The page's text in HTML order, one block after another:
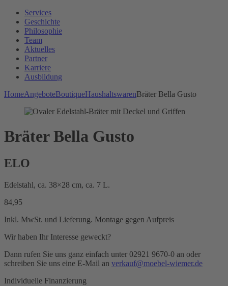
Services
Geschichte
Philosophie
Team
Aktuelles
Partner
Karriere
Ausbildung
HomeAngeboteBoutiqueHaushaltswarenBräter Bella Gusto
Bräter Bella Gusto
ELO
Edelstahl, ca. 38×28 cm, ca. 7 L.
84,95
Inkl. MwSt. und Lieferung. Montage gegen Aufpreis
Wir haben Ihr Interesse geweckt?
Dann rufen Sie uns ganz einfach unter 02921 9670-0 an oder
schreiben Sie uns eine E-Mail an verkauf@moebel-wiemer.de
Individuelle Finanzierung